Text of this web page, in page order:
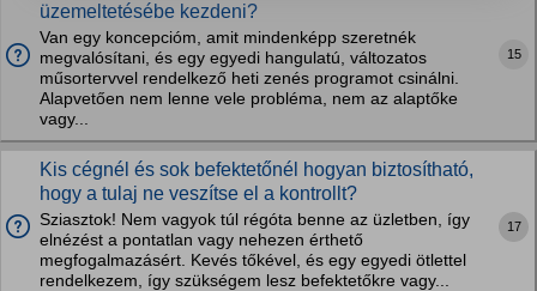
üzemeltetésébe kezdeni?
Van egy koncepcióm, amit mindenképp szeretnék
megvalósítani, és egy egyedi hangulatú, változatos
műsortervvel rendelkező heti zenés programot csinálni.
Alapvetően nem lenne vele probléma, nem az alaptőke
vagy...
15
Kis cégnél és sok befektetőnél hogyan biztosítható,
hogy a tulaj ne veszítse el a kontrollt?
Sziasztok! Nem vagyok túl régóta benne az üzletben, így
elnézést a pontatlan vagy nehezen érthető
megfogalmazásért. Kevés tőkével, és egy egyedi ötlettel
rendelkezem, így szükségem lesz befektetőkre vagy...
17